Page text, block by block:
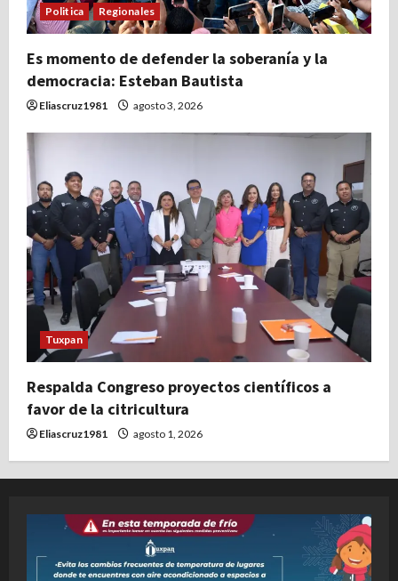
Politica Regionales
Es momento de defender la soberanía y la
democracia: Esteban Bautista
Eliascruz1981 agosto 3, 2026
Tuxpan
Respalda Congreso proyectos científicos a
favor de la citricultura
Eliascruz1981 agosto 1, 2026